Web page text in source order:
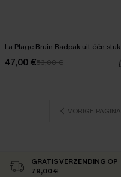
La Plage Bruin Badpak uit één stuk
47,00 €53,00 €
VORIGE PAGINA
GRATIS VERZENDING OP
79,00 €